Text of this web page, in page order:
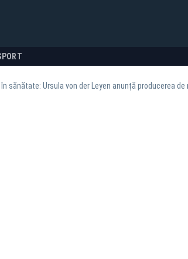
sănătate: Ursula von der Leyen anunță producerea